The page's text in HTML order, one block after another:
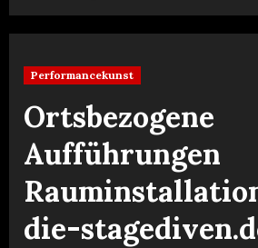
Performancekunst
Ortsbezogene
Aufführungen
die-